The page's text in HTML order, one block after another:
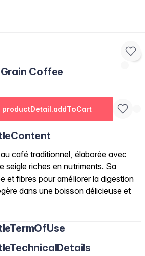
Coffee
productDetail.addToCart
café traditionnel, élaborée avec
seigle riches en nutriments. Sa
et fibres pour améliorer la digestion
dans une boisson délicieuse et